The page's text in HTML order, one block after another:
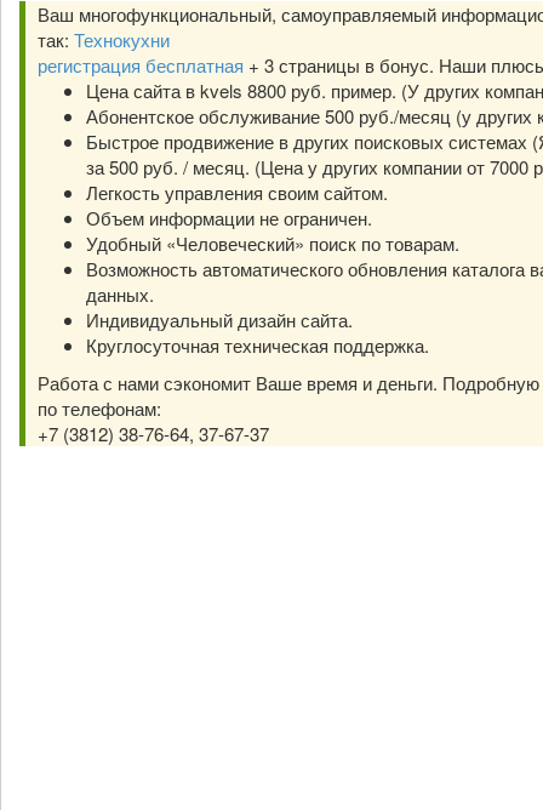
Ваш многофункциональный, самоуправляемый
так: Технокухни
регистрация бесплатная + 3 страницы в бонус. Наши
Цена сайта в kvels 8800 руб. пример. (У других
Абонентское обслуживание 500 руб./месяц (у других
Быстрое продвижение в других поисковых системах
за 500 руб. / месяц. (Цена у других компании от 7000
Легкость управления своим сайтом.
Объем информации не ограничен.
Удобный «Человеческий» поиск по товарам.
Возможность автоматического обновления каталога
данных.
Индивидуальный дизайн сайта.
Круглосуточная техническая поддержка.
Работа с нами сэкономит Ваше время и деньги.
по телефонам:
+7 (3812) 38-76-64, 37-67-37